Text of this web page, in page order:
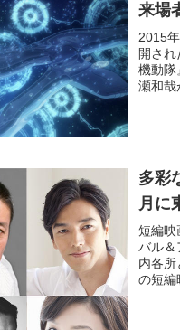
来場
2015
開さ
機動隊
瀬和哉
多彩
月に
短編映
バル＆
内各
の短編